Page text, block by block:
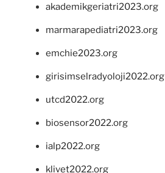
akademikgeriatri2023.org
marmarapediatri2023.org
emchie2023.org
girisimselradyoloji2022.org
utcd2022.org
biosensor2022.org
ialp2022.org
klivet2022.org